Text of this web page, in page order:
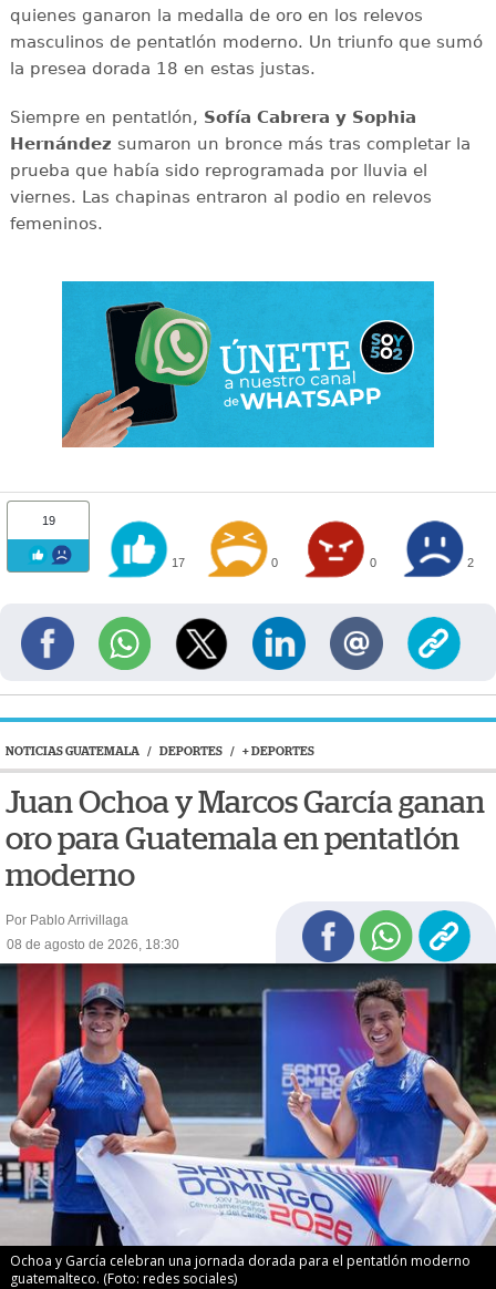
quienes ganaron la medalla de oro en los relevos
masculinos de pentatlón moderno. Un triunfo que sumó
la presea dorada 18 en estas justas.
Siempre en pentatlón, Sofía Cabrera y Sophia
Hernández sumaron un bronce más tras completar la
prueba que había sido reprogramada por lluvia el
viernes. Las chapinas entraron al podio en relevos
femeninos.
19
17 0 0 2
NOTICIAS GUATEMALA / DEPORTES / + DEPORTES
Juan Ochoa y Marcos García ganan
oro para Guatemala en pentatlón
moderno
Por Pablo Arrivillaga
08 de agosto de 2026, 18:30
Ochoa y García celebran una jornada dorada para el pentatlón moderno
guatemalteco. (Foto: redes sociales)